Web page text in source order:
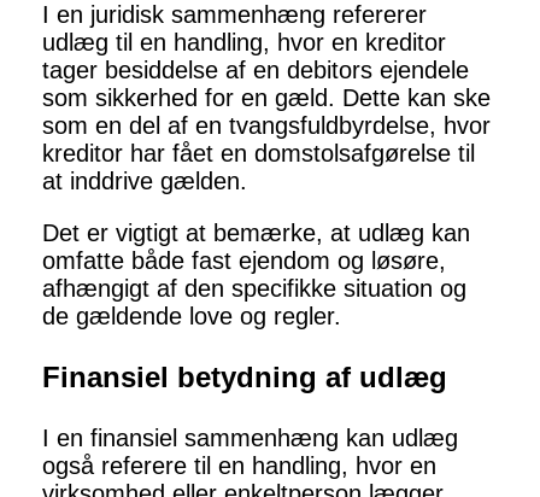
I en juridisk sammenhæng refererer
udlæg til en handling, hvor en kreditor
tager besiddelse af en debitors ejendele
som sikkerhed for en gæld. Dette kan ske
som en del af en tvangsfuldbyrdelse, hvor
kreditor har fået en domstolsafgørelse til
at inddrive gælden.
Det er vigtigt at bemærke, at udlæg kan
omfatte både fast ejendom og løsøre,
afhængigt af den specifikke situation og
de gældende love og regler.
Finansiel betydning af udlæg
I en finansiel sammenhæng kan udlæg
også referere til en handling, hvor en